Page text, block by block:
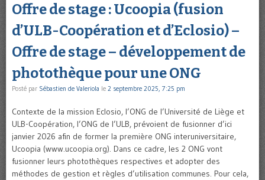
Offre de stage : Ucoopia (fusion
d’ULB-Coopération et d’Eclosio) –
Offre de stage – développement de
photothèque pour une ONG
Posté par Sébastien de Valeriola le 2 septembre 2025, 7:25 pm
Contexte de la mission Eclosio, l’ONG de l’Université de Liège et
ULB-Coopération, l’ONG de l’ULB, prévoient de fusionner d’ici
janvier 2026 afin de former la première ONG interuniversitaire,
Ucoopia (www.ucoopia.org). Dans ce cadre, les 2 ONG vont
fusionner leurs photothèques respectives et adopter des
méthodes de gestion et règles d’utilisation communes. Pour cela,